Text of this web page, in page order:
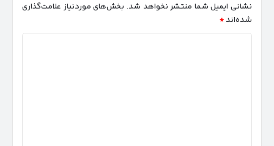
نشانی ایمیل شما منتشر نخواهد شد. بخش‌های موردنیاز علامت‌گذاری
شده‌اند *